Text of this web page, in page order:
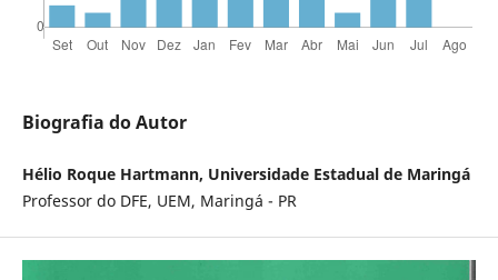
Biografia do Autor
Hélio Roque Hartmann, Universidade Estadual de Maringá
Professor do DFE, UEM, Maringá - PR